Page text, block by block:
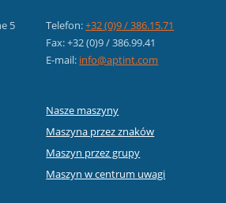
5
Telefon:+32 (0)9 / 386.15.71
Fax: +32 (0)9 / 386.99.41
E-mail: info@aptint.com
Nasze maszyny
Maszyna przez znaków
Maszyn przez grupy
Maszyn w centrum uwagi